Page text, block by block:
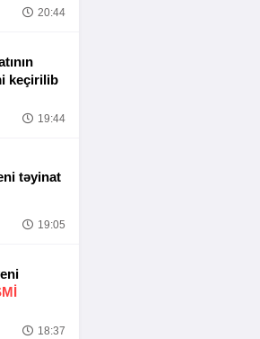
20:44
keçirilib
19:44
təyinat
19:05
18:37